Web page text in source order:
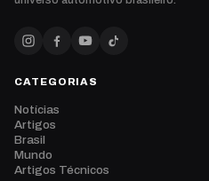
CATEGORIAS
Notícias
Artigos
Brasil
Mundo
Artigos Técnicos